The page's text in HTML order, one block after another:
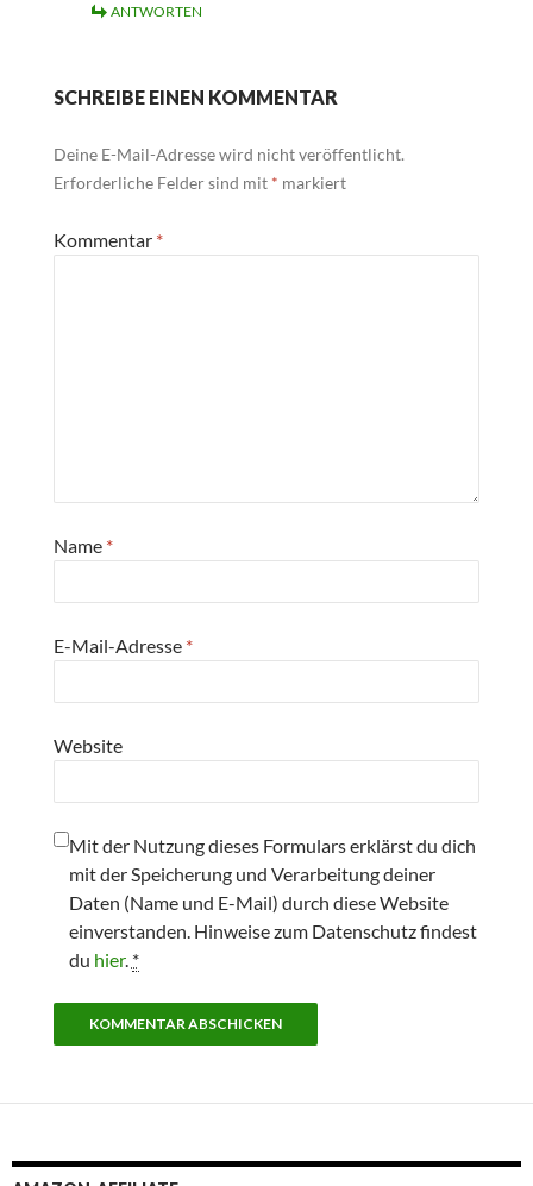
ANTWORTEN
SCHREIBE EINEN KOMMENTAR
Deine E-Mail-Adresse wird nicht veröffentlicht.
Erforderliche Felder sind mit * markiert
Kommentar *
Name *
E-Mail-Adresse *
Website
Mit der Nutzung dieses Formulars erklärst du dich
mit der Speicherung und Verarbeitung deiner
Daten (Name und E-Mail) durch diese Website
einverstanden. Hinweise zum Datenschutz findest
du hier. *